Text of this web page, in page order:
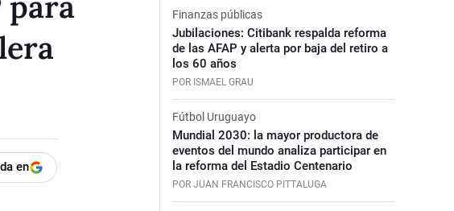
en
Finanzas públicas
Jubilaciones: Citibank respalda reforma
de las AFAP y alerta por baja del retiro a
los 60 años
POR ISMAEL GRAU
Fútbol Uruguayo
Mundial 2030: la mayor productora de
eventos del mundo analiza participar en
la reforma del Estadio Centenario
POR JUAN FRANCISCO PITTALUGA